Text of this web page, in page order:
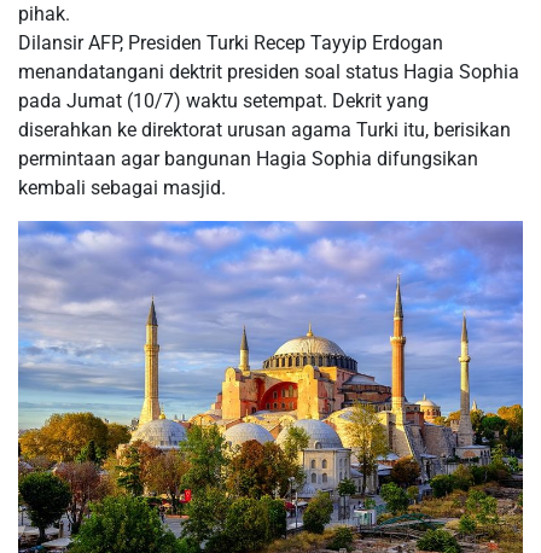
pihak.
Dilansir AFP, Presiden Turki Recep Tayyip Erdogan
menandatangani dektrit presiden soal status Hagia Sophia
pada Jumat (10/7) waktu setempat. Dekrit yang
diserahkan ke direktorat urusan agama Turki itu, berisikan
permintaan agar bangunan Hagia Sophia difungsikan
kembali sebagai masjid.